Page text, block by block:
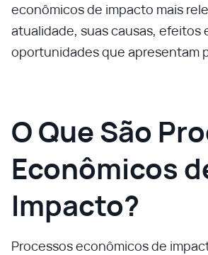
econômicos de impacto mais
atualidade, suas causas, efeitos
oportunidades que apresentam
O Que São
Econômicos
Impacto?
Processos econômicos de